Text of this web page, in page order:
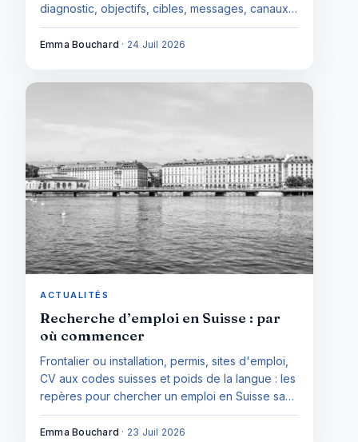
diagnostic, objectifs, cibles, messages, canaux,
évaluation. Comment le construire et quelles
erreurs éviter.
Emma Bouchard · 24 Juil 2026
ACTUALITÉS
Recherche d’emploi en Suisse : par
où commencer
Frontalier ou installation, permis, sites d'emploi,
CV aux codes suisses et poids de la langue : les
repères pour chercher un emploi en Suisse sans
se tromper de chemin.
Emma Bouchard · 23 Juil 2026